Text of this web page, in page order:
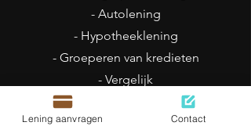
- Autolening
- Hypotheeklening
- Groeperen van kredieten
- Vergelijk
- Lening geweigerd?
- Zie ook andere leningen
Lening aanvragen Contact